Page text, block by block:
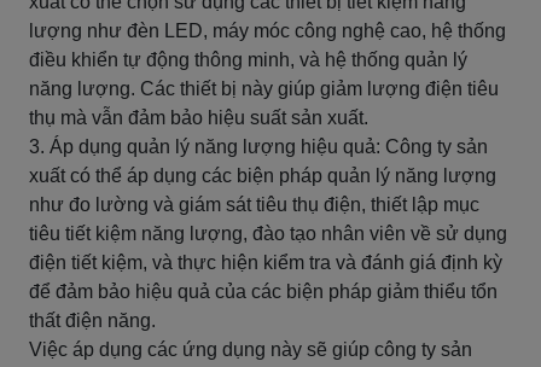
lượng như đèn LED, máy móc công nghệ cao, hệ thống
điều khiển tự động thông minh, và hệ thống quản lý
năng lượng. Các thiết bị này giúp giảm lượng điện tiêu
thụ mà vẫn đảm bảo hiệu suất sản xuất.
3. Áp dụng quản lý năng lượng hiệu quả: Công ty sản
xuất có thể áp dụng các biện pháp quản lý năng lượng
như đo lường và giám sát tiêu thụ điện, thiết lập mục
tiêu tiết kiệm năng lượng, đào tạo nhân viên về sử dụng
điện tiết kiệm, và thực hiện kiểm tra và đánh giá định kỳ
để đảm bảo hiệu quả của các biện pháp giảm thiểu tổn
thất điện năng.
Việc áp dụng các ứng dụng này sẽ giúp công ty sản